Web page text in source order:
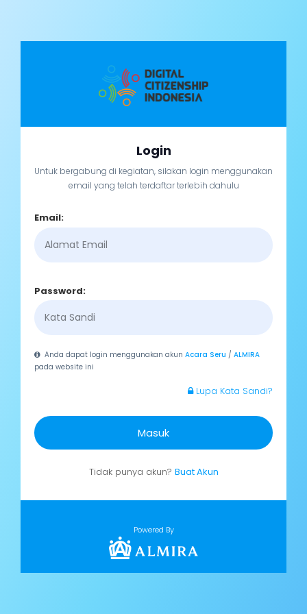
Login
Untuk bergabung di kegiatan, silakan login menggunakan
email yang telah terdaftar terlebih dahulu
Email:
Password:
Anda dapat login menggunakan akunAcara Seru /ALMIRA
pada website ini
Lupa Kata Sandi?
Masuk
Tidak punya akun? Buat Akun
Powered By